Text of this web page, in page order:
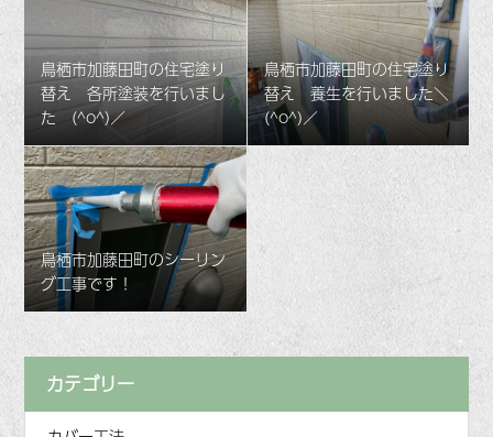
鳥栖市加藤田町の住宅塗り
替え 各所塗装を行いまし
た (^o^)／
鳥栖市加藤田町の住宅塗り
替え 養生を行いました＼
(^o^)／
鳥栖市加藤田町のシーリン
グ工事です！
カテゴリー